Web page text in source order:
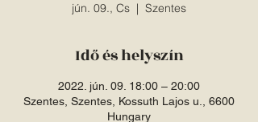
jún. 09., Cs
  |
Szentes
Idő és helyszín
2022. jún. 09. 18:00 – 20:00
Szentes, Szentes, Kossuth Lajos u., 6600
Hungary